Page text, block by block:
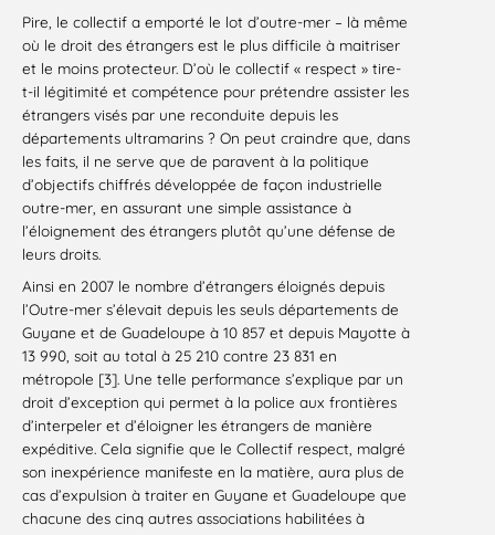
Pire, le collectif a emporté le lot d’outre-mer – là même
où le droit des étrangers est le plus difficile à maitriser
et le moins protecteur. D’où le collectif « respect » tire-
t-il légitimité et compétence pour prétendre assister les
étrangers visés par une reconduite depuis les
départements ultramarins ? On peut craindre que, dans
les faits, il ne serve que de paravent à la politique
d’objectifs chiffrés développée de façon industrielle
outre-mer, en assurant une simple assistance à
l’éloignement des étrangers plutôt qu’une défense de
leurs droits.
Ainsi en 2007 le nombre d’étrangers éloignés depuis
l’Outre-mer s’élevait depuis les seuls départements de
Guyane et de Guadeloupe à 10 857 et depuis Mayotte à
13 990, soit au total à 25 210 contre 23 831 en
métropole [3]. Une telle performance s’explique par un
droit d’exception qui permet à la police aux frontières
d’interpeler et d’éloigner les étrangers de manière
expéditive. Cela signifie que le Collectif respect, malgré
son inexpérience manifeste en la matière, aura plus de
cas d’expulsion à traiter en Guyane et Guadeloupe que
chacune des cinq autres associations habilitées à